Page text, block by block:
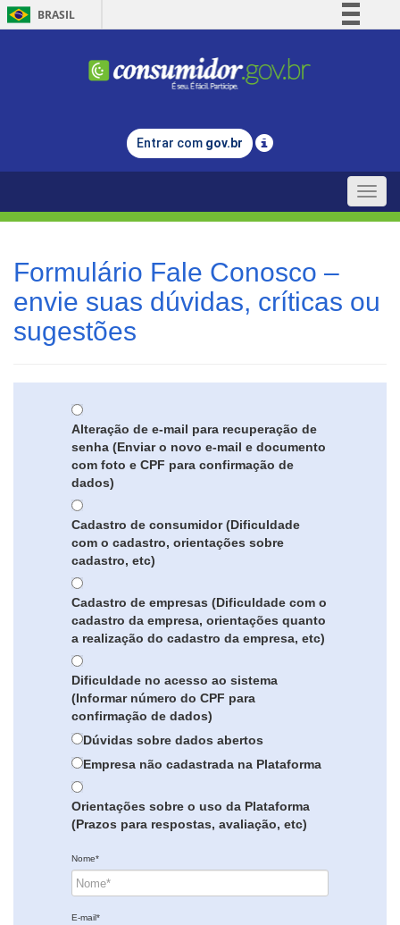
BRASIL
Comunica BR
Legislação
Entrar com gov.br
Toggle
Formulário Fale Conosco –
envie suas dúvidas, críticas ou
sugestões
Alteração de e-mail para recuperação de
senha (Enviar o novo e-mail e documento
com foto e CPF para confirmação de
dados)
Cadastro de consumidor (Dificuldade
com o cadastro, orientações sobre
cadastro, etc)
Cadastro de empresas (Dificuldade com o
cadastro da empresa, orientações quanto
a realização do cadastro da empresa, etc)
Dificuldade no acesso ao sistema
(Informar número do CPF para
confirmação de dados)
Dúvidas sobre dados abertos
Empresa não cadastrada na Plataforma
Orientações sobre o uso da Plataforma
(Prazos para respostas, avaliação, etc)
Nome*
E-mail*